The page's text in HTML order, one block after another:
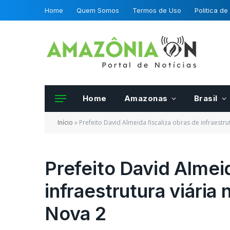
Home Quem Somos Termos de Uso Politica de
Home Amazonas Brasil
Início » Prefeito David Almeida fiscaliza obras de
Prefeito David
infraestrutura viária
Nova 2
Frutas e hortalias